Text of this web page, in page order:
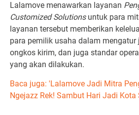
Lalamove menawarkan layanan
Customized Solutionsuntuk para
layanan tersebut memberikan
para pemilik usaha dalam
ongkos kirim, dan juga standar
yang akan dilakukan.
Baca juga: 'Lalamove Jadi Mitra
Ngejazz Rek! Sambut Hari Jadi Kota